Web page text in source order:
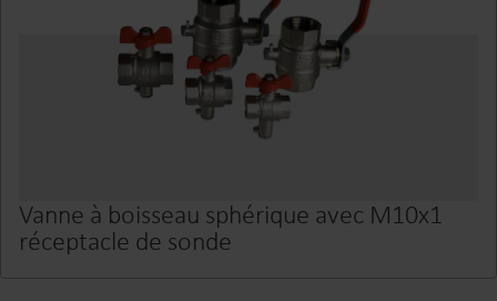
Vanne à boisseau sphérique avec M10x1
réceptacle de sonde